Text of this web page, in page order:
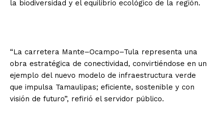
la biodiversidad y el equilibrio ecológico de la región.
“La carretera Mante–Ocampo–Tula representa una
obra estratégica de conectividad, convirtiéndose en un
ejemplo del nuevo modelo de infraestructura verde
que impulsa Tamaulipas; eficiente, sostenible y con
visión de futuro”, refirió el servidor público.